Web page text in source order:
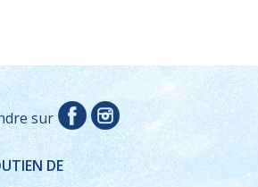
sur
DE